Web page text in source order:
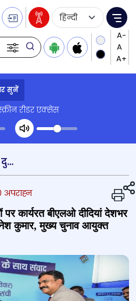
Language
सुनें
रीडर एक्सेस
Transcript summary
प्ले ऑडियो
दशम जलप्रपात जैसी दुर्गम जगहों पर कार्यरत बीएलओ दीदियां देशभर के बीएलओ के लिए प्रेरणा हैं: ज्ञानेश कुमार, मुख्य चुनाव आयुक्त
अपराह्न
कार्यरत बीएलओ दीदियां देशभर
कुमार, मुख्य चुनाव आयुक्त